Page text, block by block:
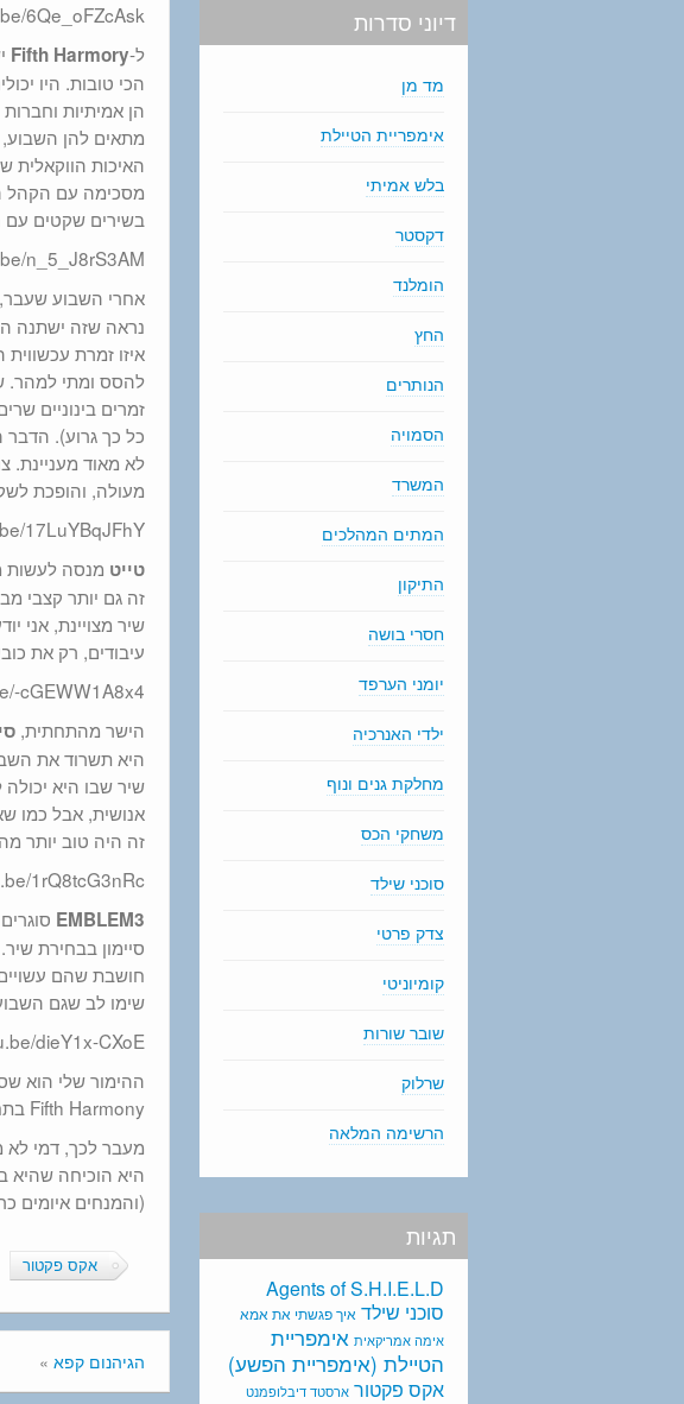
6Qe_oFZcAsk
ל-Fifth Harmory
הכי טובות. היו
מתאים להן
האיכות הווקאלית
מסכימה עם הקהל
בשירים שקטים עם
n_5_J8rS3AM
אחרי השבוע
נראה שזה ישתנה
איזו זמרת
להסס ומתי למהר.
זמרים בינוניים
כל כך גרוע).
לא מאוד מעניינת.
מעולה, והופכת
17LuYBqJFhY
טייט מנסה לעשות
זה גם יותר קצבי
שיר מצויינת, אני
עיבודים, רק את
cGEWW1A8x4
הישר מהתחתית,
שיר שבו היא
אנושית, אבל כמו
זה היה טוב יותר
1rQ8tcG3nRc
EMBLEM3
סיימון בבחירת
חושבת שהם
שימו לב שגם
dieY1x-CXoE
Fifth Harmony בתחתית, אבל אני בספק.
היא הוכיחה שהיא
(והמנחים איומים
אקס פקטור
הגיהנום קפא »
דיוני סדרות
מד מן
אימפריית הטיילת
בלש אמיתי
דקסטר
הומלנד
החץ
הנותרים
הסמויה
המשרד
המתים המהלכים
התיקון
חסרי בושה
יומני הערפד
ילדי האנרכיה
מחלקת גנים ונוף
משחקי הכס
סוכני שילד
צדק פרטי
קומיוניטי
שובר שורות
שרלוק
הרשימה המלאה
תגיות
Agents of S.H.I.E.L.D
סוכני שילד איך פגשתי את אמא
אימה אמריקאית אימפריית
הטיילת (אימפריית הפשע)
אקס פקטור ארסטד דיבלופמנט